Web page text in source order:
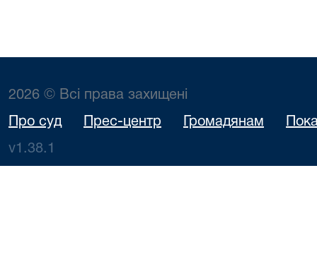
2026 © Всі права захищені
Про суд Прес-центр Громадянам
v1.38.1